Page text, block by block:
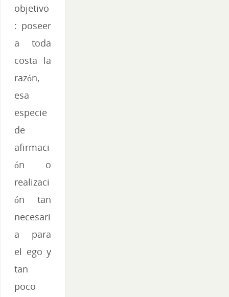
objetivo
: poseer
a toda
costa la
razón,
esa
especie
de
afirmaci
ón o
realizaci
ón tan
necesari
a para
el ego y
tan
poco